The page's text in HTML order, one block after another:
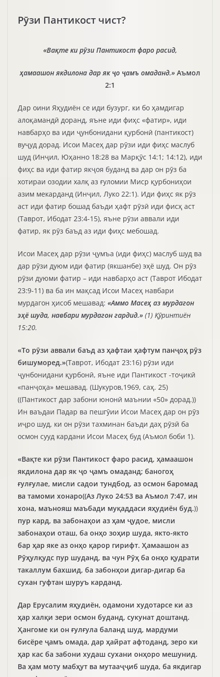
Рӯзи Пантикост чист?
«Вақте ки рӯзи Пантикост фаро расид,
ҳамаашон якдилона дар як ҷо ҷамъ омаданд.» Аъмол
2:1
Дар оини Яҳудиён се иди бузург, ки бо ҳамдигар
алоқамандӣ доранд, яъне иди фиҳс «фатир», иди
навбарҳо ва иди ҷунбонидани қурбонӣ (пантикост)
вуҷуд дорад. Исои Масеҳ дар рӯзи иди фиҳс маслуб
шуд (Инҷил, Юҳанно 18:28 ва Марқӯс 14:1; 14:12), иди
фиҳс ва иди фатир якҷоя буданд ва дар он рӯз ба
хотираи озодии халқ аз ғуломии Миср қурбониҳои
азим мекарданд (Инҷил, Луко 22:1). Иди фиҳс як рӯз
аст иди фатир бошад баъди ҳафт рӯзӣ иди фисҳ аст
(Таврот, Ибодат 23:4-15), яъне рӯзи аввали иди
фатир, як рӯз баъд аз иди фиҳс мебошад.
Исои Масеҳ дар рӯзи ҷумъа (иди фиҳс) маслуб шуд ва
дар рӯзи дуюм иди фатир (якшанбе) эҳё шуд. Он рӯз
рӯзи дуюми фатир – иди навбарҳо аст (Таврот Ибодат
23:9-11) ва ба ин мақсад Исои Масеҳ навбари
мурдагон ҳисоб мешавад: «Аммо Масеҳ аз мурдагон
эҳё шуда, навбари мурдагон гардид.» (1) Қӯринтиён
15:20.
«То рӯзи аввали баъд аз ҳафтаи ҳафтум панҷоҳ рӯз
бишуморед.»(Таврот, Ибодат 23:16) рӯзи иди
ҷунбонидани қурбонӣ, яъне иди Пантикост -тоҷикӣ
«панҷоҳа» мешавад. (Шукуров,1969, саҳ. 25)
((Пантикост дар забони юнонӣ маънии «50» дорад.))
Ин ваъдаи Падар ва пешгӯии Исои Масеҳ дар он рӯз
иҷро шуд, ки он рӯзи тахминан баъди даҳ рӯзӣ ба
осмон сууд кардани Исои Масеҳ буд (Аъмол боби 1).
«Вақте ки рӯзи Пантикост фаро расид, ҳамаашон
якдилона дар як ҷо ҷамъ омаданд; баногоҳ
ғулғулае, мисли садои тундбод, аз осмон баромад
ва тамоми хонаро((Аз Луко 24:53 ва Аъмол 7:47, ин
хона, маънояш маъбади муқаддаси яҳудиён буд.))
пур кард, ва забонаҳои аз ҳам ҷудое, мисли
забонаҳои оташ, ба онҳо зоҳир шуда, якто-якто
бар ҳар яке аз онҳо қарор гирифт. Ҳамаашон аз
Рӯҳулқудс пур шуданд, ва чун Рӯҳ ба онҳо қудрати
такаллум бахшид, ба забонҳои дигар-дигар ба
сухан гуфтан шуруъ карданд.
Дар Ерусалим яҳудиён, одамони худотарсе ки аз
ҳар халқи зери осмон буданд, сукунат доштанд.
Ҳангоме ки он ғулғула баланд шуд, мардуми
бисёре ҷамъ омада, дар ҳайрат афтоданд, зеро ки
ҳар кас ба забони худаш сухани онҳоро мешунид.
Ва ҳам моту мабҳут ва мутааҷҷиб шуда, ба якдигар